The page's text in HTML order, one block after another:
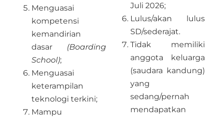
Menguasai
kompetensi
kemandirian
dasar (Boarding
School);
Menguasai
keterampilan
teknologi terkini;
Mampu
Juli 2026;
Lulus/akan lulus
SD/sederajat.
Tidak memiliki
anggota keluarga
(saudara kandung)
yang
sedang/pernah
mendapatkan